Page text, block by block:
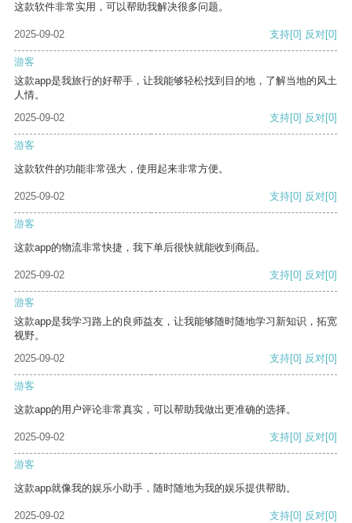
这款软件非常实用，可以帮助我解决很多问题。
2025-09-02 支持[0] 反对[0]
游客
这款app是我旅行的好帮手，让我能够轻松找到目的地，了解当地的风土
人情。
2025-09-02
支持[0] 反对[0]
游客
这款软件的功能非常强大，使用起来非常方便。
2025-09-02 支持[0] 反对[0]
游客
这款app的物流非常快捷，我下单后很快就能收到商品。
2025-09-02 支持[0] 反对[0]
游客
这款app是我学习路上的良师益友，让我能够随时随地学习新知识，拓宽
视野。
2025-09-02
支持[0] 反对[0]
游客
这款app的用户评论非常真实，可以帮助我做出更准确的选择。
2025-09-02 支持[0] 反对[0]
游客
这款app就像我的娱乐小助手，随时随地为我的娱乐提供帮助。
2025-09-02 支持[0] 反对[0]